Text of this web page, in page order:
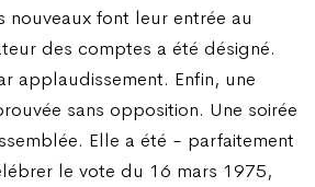
nouveaux font leur entrée au
des comptes a été désigné.
applaudissement. Enfin, une
sans opposition. Une soirée
Elle a été - parfaitement
le vote du 16 mars 1975,